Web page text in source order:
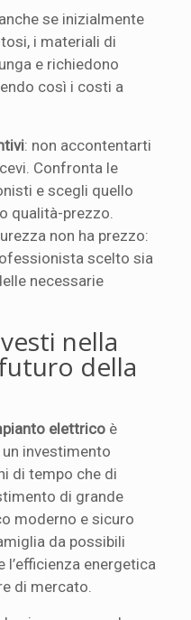
se inizialmente
i materiali di
e richiedono
così i costi a
: non accontentarti
Confronta le
e scegli quello
qualità-prezzo.
non ha prezzo:
scelto sia
necessarie
nella
della
elettrico è
un investimento
di tempo che di
di grande
moderno e sicuro
da possibili
l’efficienza energetica
di mercato.